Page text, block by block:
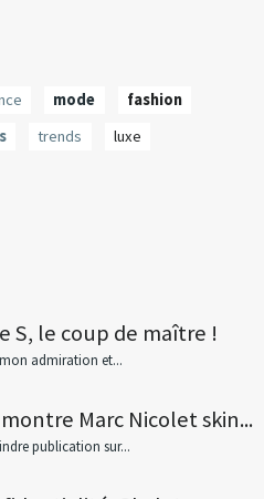
mode
fashion
trends luxe
S, le coup de maître !
admiration et...
Marc Nicolet skin...
publication sur...